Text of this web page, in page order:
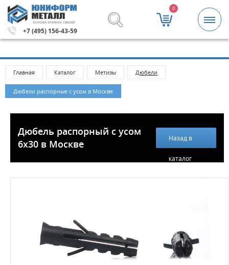
ОСНОВА КРЕПКИХ СВЯЗЕЙ
+7 (495) 156-43-59
0
и крепежные изделия оптом. Минимальная
Главная Каталог Метизы Дюбели
Дюбели распорные с усом в Москве
Дюбель распорный с усом
6х30 в Москве
Назад в
каталог